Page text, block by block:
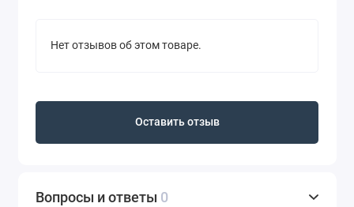
липидный слой, укрепляя его, повышают
не даёт влаге испариться.
изменения, способствуют регенерации,
Нет отзывов об этом товаре.
Оставить отзыв
Вопросы и ответы 0